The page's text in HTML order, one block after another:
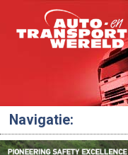
Navigatie: